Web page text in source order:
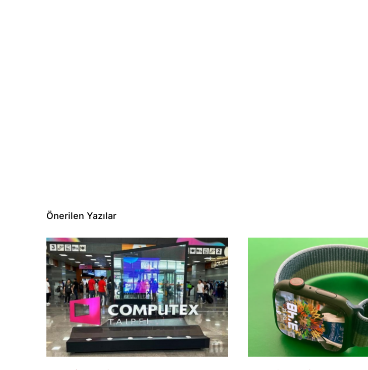
Önerilen Yazılar